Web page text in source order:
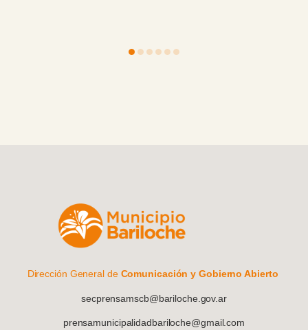
Dirección General de Comunicación y Gobierno Abierto
secprensamscb@bariloche.gov.ar
prensamunicipalidadbariloche@gmail.com